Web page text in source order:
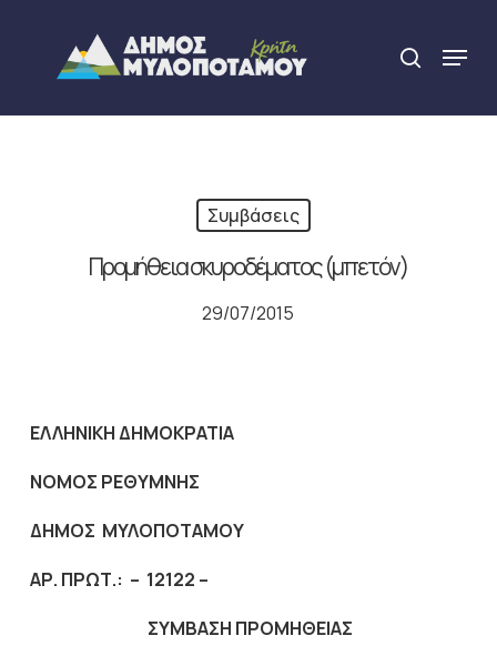
content
search
Menu
Συμβάσεις
Προμήθεια σκυροδέματος (μπετόν)
29/07/2015
ΕΛΛΗΝΙΚΗ ΔΗΜΟΚΡΑΤΙΑ
ΝΟΜΟΣ ΡΕΘΥΜΝΗΣ
ΔΗΜΟΣ ΜΥΛΟΠΟΤΑΜΟΥ
ΑΡ. ΠΡΩΤ.: – 12122 –
ΣΥΜΒΑΣΗ ΠΡΟΜΗΘΕΙΑΣ
Close